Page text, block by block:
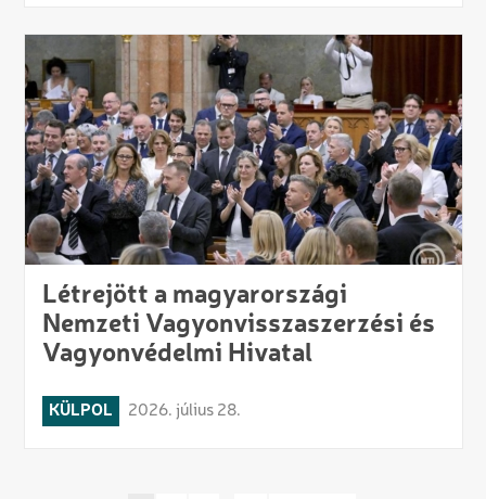
Létrejött a magyarországi
Nemzeti Vagyonvisszaszerzési és
Vagyonvédelmi Hivatal
KÜLPOL 2026. július 28.